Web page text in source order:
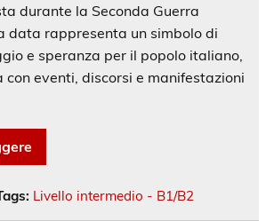
durante la Seconda Guerra
data rappresenta un simbolo di
e speranza per il popolo italiano,
con eventi, discorsi e manifestazioni
Livello intermedio - B1/B2